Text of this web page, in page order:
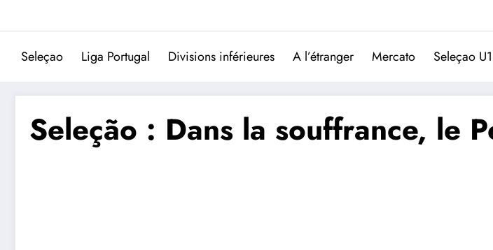
Seleçao Liga Portugal Divisions inférieures A l’étranger Mercato Seleçao
Seleção : Dans la souffrance, le